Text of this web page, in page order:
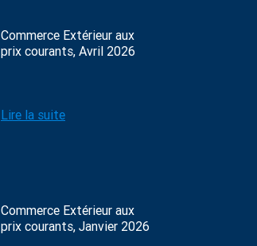
Commerce Extérieur aux
prix courants, Avril 2026
Lire la suite
Commerce Extérieur aux
prix courants, Janvier 2026